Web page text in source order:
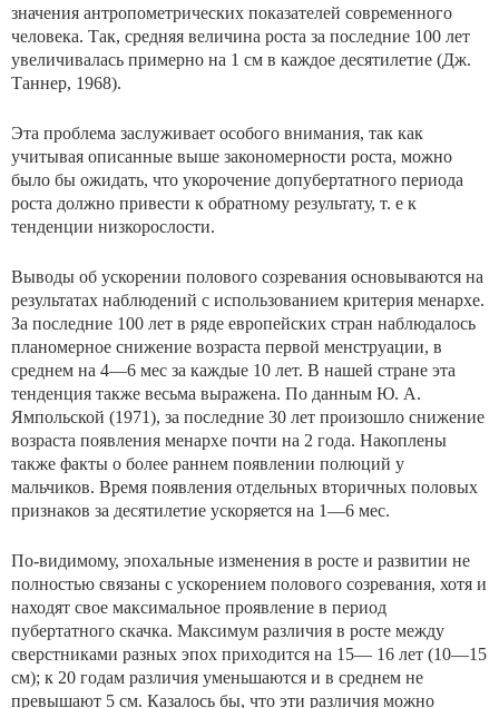
значения антропометрических показателей современного
человека. Так, средняя величина роста за последние 100 лет
увеличивалась примерно на 1 см в каж­дое десятилетие (Дж.
Таннер, 1968).
Эта проблема заслуживает особого внимания, так как
учитывая описанные выше закономерности роста, можно
было бы ожидать, что укорочение допубертатного периода
роста должно привести к обратному результату, т. е к
тенденции низкорослости.
Выводы об ускорении полового созревания основываются на
результатах наблюдений с использованием критерия менархе.
За последние 100 лет в ряде европейских стран наблюдалось
планомерное снижение возраста первой менструации, в
среднем на 4—6 мес за каждые 10 лет. В нашей стране эта
тенденция также весьма выражена. По данным Ю. А.
Ямпольской (1971), за последние 30 лет произошло снижение
возраста появления менархе почти на 2 года. Накоплены
также факты о более раннем появлении полюций у
мальчиков. Время появления отдельных вторичных половых
признаков за десятилетие ускоряется на 1—6 мес.
По-видимому, эпохальные изменения в росте и развитии не
полностью связаны с ускорением полового созревания, хотя и
находят свое максимальное проявление в период
пубертатного скачка. Максимум различия в ро­сте между
сверстниками разных эпох приходится на 15— 16 лет (10—15
см); к 20 годам различия уменьшаются и в среднем не
превышают 5 см. Казалось бы, что эти раз­личия можно